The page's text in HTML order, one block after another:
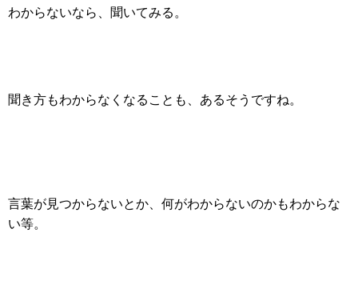
わからないなら、聞いてみる。
聞き方もわからなくなることも、あるそうですね。
言葉が見つからないとか、何がわからないのかもわからな
い等。